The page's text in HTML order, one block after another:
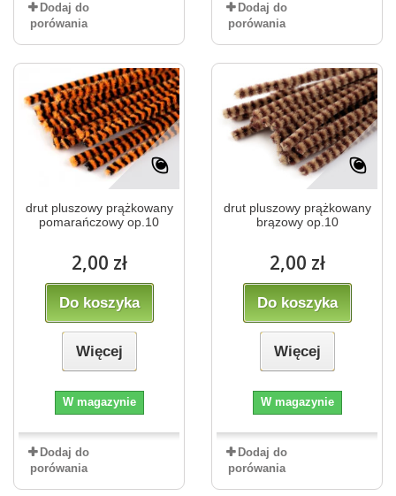
Dodaj do
porówania
Dodaj do
porówania
drut pluszowy prążkowany
pomarańczowy op.10
2,00 zł
Do koszyka
Więcej
W magazynie
Dodaj do
porówania
drut pluszowy prążkowany
brązowy op.10
2,00 zł
Do koszyka
Więcej
W magazynie
Dodaj do
porówania